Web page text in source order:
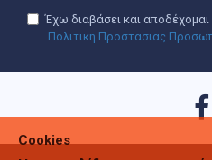
Έχω διαβάσει και αποδέχομαι
Πολιτικη Προστασιας
Cookies